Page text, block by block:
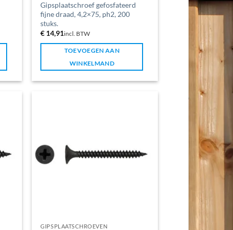
Gipsplaatschroef gefosfateerd
fijne draad, 4,2×75, ph2, 200
stuks.
€ 14,91incl. BTW
TOEVOEGEN AAN
WINKELMAND
GIPSPLAATSCHROEVEN